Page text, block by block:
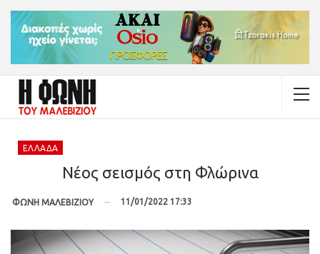
ΕΛΛΆΔΑ
Νέος σεισμός στη Φλώρινα
ΦΩΝΗ ΜΑΛΕΒΙΖΙΟΥ 11/01/2022 17:33